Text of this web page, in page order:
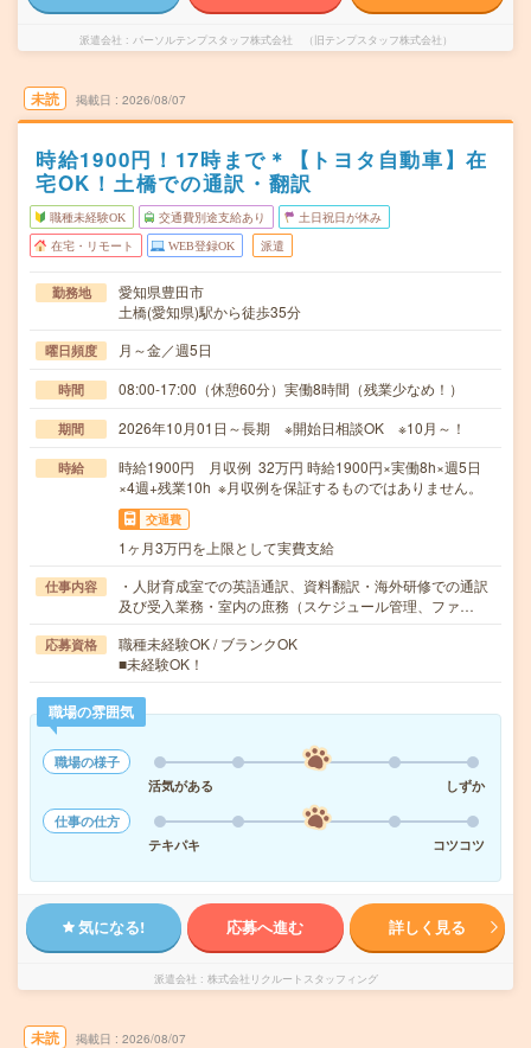
派遣会社 パーソルテンプスタッフ株式会社 （旧テンプスタッフ株式会社）
未読 掲載日 2026/08/07
時給1900円！17時まで＊【トヨタ自動車】在
宅OK！土橋での通訳・翻訳
職種未経験OK 交通費別途支給あり 土日祝日が休み
在宅・リモート WEB登録OK 派遣
勤務地
愛知県豊田市
土橋(愛知県)駅から徒歩35分
曜日頻度 月～金／週5日
時間 08:00-17:00（休憩60分）実働8時間（残業少なめ！）
期間 2026年10月01日～長期 ※開始日相談OK ※10月～！
時給
時給1900円 月収例 32万円 時給1900円×実働8h×週5日
×4週+残業10h ※月収例を保証するものではありません。
交通費
1ヶ月3万円を上限として実費支給
仕事内容
・人財育成室での英語通訳、資料翻訳・海外研修での通訳
及び受入業務・室内の庶務（スケジュール管理、ファ…
応募資格
職種未経験OK / ブランクOK
■未経験OK！
職場の雰囲気
職場の様子
活気がある
しずか
仕事の仕方
テキパキ
コツコツ
気になる! 応募へ進む 詳しく見る
派遣会社 株式会社リクルートスタッフィング
未読 掲載日 2026/08/07